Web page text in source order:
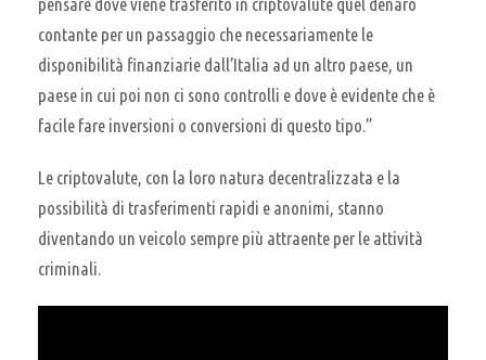
contante per un passaggio che necessariamente le
disponibilità finanziarie dall’Italia ad un altro paese, un
paese in cui poi non ci sono controlli e dove è evidente che è
facile fare inversioni o conversioni di questo tipo.”
Le criptovalute, con la loro natura decentralizzata e la
possibilità di trasferimenti rapidi e anonimi, stanno
diventando un veicolo sempre più attraente per le attività
criminali.